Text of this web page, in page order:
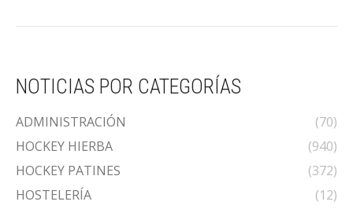
NOTICIAS POR CATEGORÍAS
ADMINISTRACIÓN
(70)
HOCKEY HIERBA
(940)
HOCKEY PATINES
(372)
HOSTELERÍA
(12)